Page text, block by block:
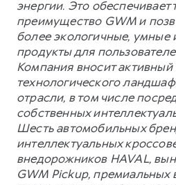
энергии. Это обеспечивает
преимущество GWM и
более экологичные, умные
продукты для
Компания вносит активный
технологического
отрасли, в том числе
собственных
Шесть автомобильных
интеллектуальных
внедорожников HAVAL,
GWM Pickup, премиальных